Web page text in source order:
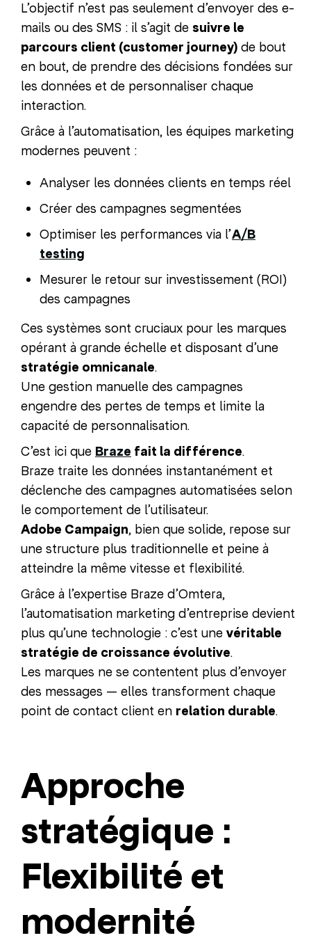
L’objectif n’est pas seulement d’envoyer des e-
mails ou des SMS : il s’agit de suivre le
parcours client (customer journey) de bout
en bout, de prendre des décisions fondées sur
les données et de personnaliser chaque
interaction.
Grâce à l’automatisation, les équipes marketing
modernes peuvent :
Analyser les données clients en temps réel
Créer des campagnes segmentées
Optimiser les performances via l’A/B
testing
Mesurer le retour sur investissement (ROI)
des campagnes
Ces systèmes sont cruciaux pour les marques
opérant à grande échelle et disposant d’une
stratégie omnicanale.
Une gestion manuelle des campagnes
engendre des pertes de temps et limite la
capacité de personnalisation.
C’est ici que Braze fait la différence.
Braze traite les données instantanément et
déclenche des campagnes automatisées selon
le comportement de l’utilisateur.
Adobe Campaign, bien que solide, repose sur
une structure plus traditionnelle et peine à
atteindre la même vitesse et flexibilité.
Grâce à l’expertise Braze d’Omtera,
l’automatisation marketing d’entreprise devient
plus qu’une technologie : c’est une véritable
stratégie de croissance évolutive.
Les marques ne se contentent plus d’envoyer
des messages — elles transforment chaque
point de contact client en relation durable.
Approche
stratégique :
Flexibilité et
modernité